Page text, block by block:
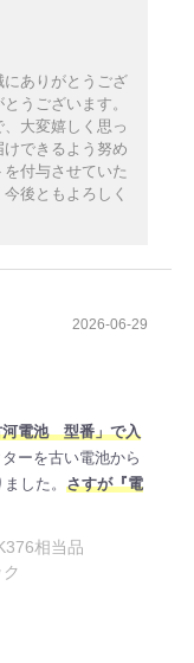
ありがとうござ
うございます。
大変嬉しく思っ
できるよう努め
付与させていた
後ともよろしく
2026-06-29
河電池 型番」で入
ーを古い電池から
した。 さすが『電
相当品